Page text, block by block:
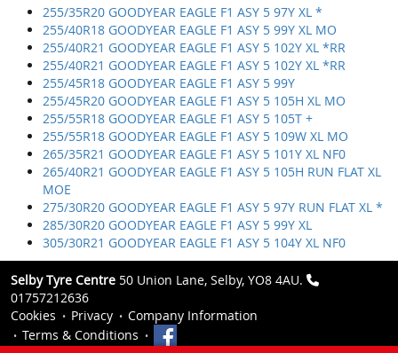
255/35R20 GOODYEAR EAGLE F1 ASY 5 97Y XL *
255/40R18 GOODYEAR EAGLE F1 ASY 5 99Y XL MO
255/40R21 GOODYEAR EAGLE F1 ASY 5 102Y XL *RR
255/40R21 GOODYEAR EAGLE F1 ASY 5 102Y XL *RR
255/45R18 GOODYEAR EAGLE F1 ASY 5 99Y
255/45R20 GOODYEAR EAGLE F1 ASY 5 105H XL MO
255/55R18 GOODYEAR EAGLE F1 ASY 5 105T +
255/55R18 GOODYEAR EAGLE F1 ASY 5 109W XL MO
265/35R21 GOODYEAR EAGLE F1 ASY 5 101Y XL NF0
265/40R21 GOODYEAR EAGLE F1 ASY 5 105H RUN FLAT XL
MOE
275/30R20 GOODYEAR EAGLE F1 ASY 5 97Y RUN FLAT XL *
285/30R20 GOODYEAR EAGLE F1 ASY 5 99Y XL
305/30R21 GOODYEAR EAGLE F1 ASY 5 104Y XL NF0
Selby Tyre Centre 50 Union Lane, Selby, YO8 4AU.
01757212636
Cookies
Privacy
Company Information
Terms & Conditions